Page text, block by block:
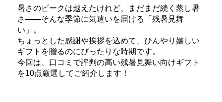
暑さのピークは越えたけれど、まだまだ続く蒸し暑
さ――そんな季節に気遣いを届ける「残暑見舞
い」。
ちょっとした感謝や挨拶を込めて、ひんやり嬉しい
ギフトを贈るのにぴったりな時期です。
今回は、口コミで評判の高い残暑見舞い向けギフト
を10点厳選してご紹介します！